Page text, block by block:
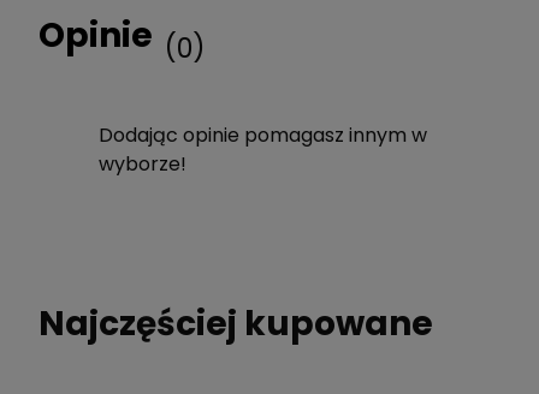
Opinie (0)
Dodając opinie pomagasz innym w
wyborze!
Najczęściej kupowane